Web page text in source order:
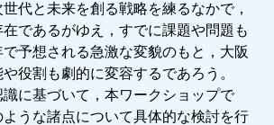
代と未来を創る戦略を練るなかで，
であるがゆえ，すでに課題や問題も
予想される急激な変貌のもと，大阪
役割も劇的に変容するであろう。
に基づいて，本ワークショップで
うな諸点について具体的な検討を行